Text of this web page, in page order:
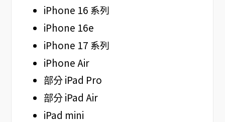
iPhone 16 系列
iPhone 16e
iPhone 17 系列
iPhone Air
部分 iPad Pro
部分 iPad Air
iPad mini